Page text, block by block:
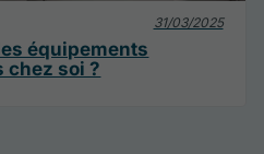
31/03/2025
équipements
chez soi ?